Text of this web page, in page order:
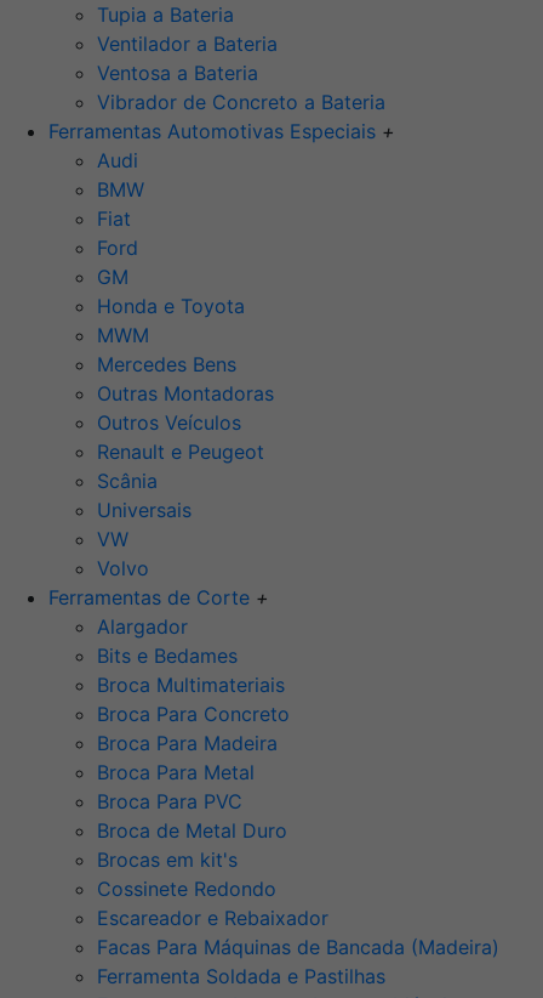
Tupia a Bateria
Ventilador a Bateria
Ventosa a Bateria
Vibrador de Concreto a Bateria
Ferramentas Automotivas Especiais +
Audi
BMW
Fiat
Ford
GM
Honda e Toyota
MWM
Mercedes Bens
Outras Montadoras
Outros Veículos
Renault e Peugeot
Scânia
Universais
VW
Volvo
Ferramentas de Corte +
Alargador
Bits e Bedames
Broca Multimateriais
Broca Para Concreto
Broca Para Madeira
Broca Para Metal
Broca Para PVC
Broca de Metal Duro
Brocas em kit's
Cossinete Redondo
Escareador e Rebaixador
Facas Para Máquinas de Bancada (Madeira)
Ferramenta Soldada e Pastilhas